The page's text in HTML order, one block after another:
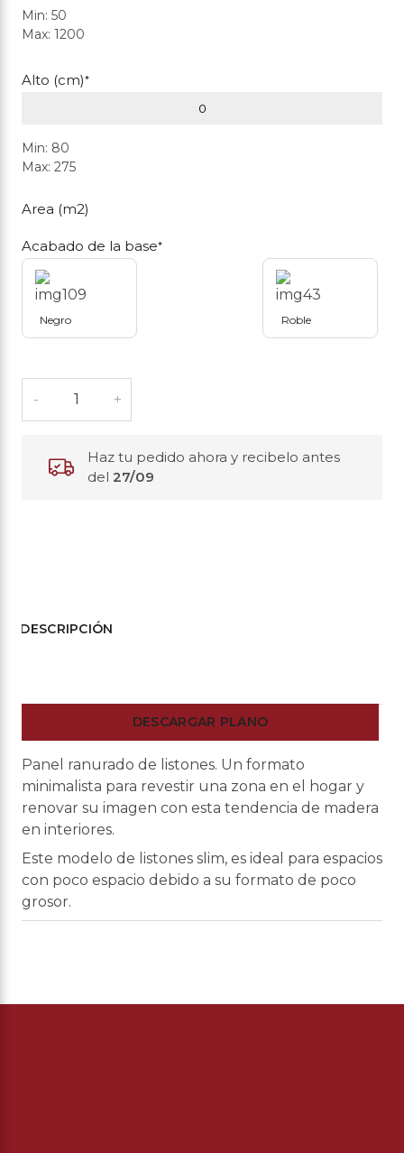
Min: 50
Max: 1200
Alto (cm)*
Min: 80
Max: 275
Area (m2)
Acabado de la base*
Negro Roble
Haz tu pedido ahora y recibelo antes
del27/09
DESCRIPCIÓN
DESCARGAR PLANO
Panel ranurado de listones. Un formato
minimalista para revestir una zona en el hogar y
renovar su imagen con esta tendencia de madera
en interiores.
Este modelo de listones slim, es ideal para espacios
con poco espacio debido a su formato de poco
grosor.